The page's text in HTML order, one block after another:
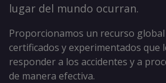
lugar del mundo ocurran.
Proporcionamos un recurso
certificados y experimentados que
responder a los accidentes y a
de manera efectiva.